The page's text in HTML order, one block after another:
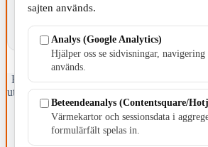
Fristående webbtidningsföretag grundat
ut tidningen Skillingaryd.nu och 2010
april 2026 omfattar Skillingaryd.nu tre
Värnamo och Vaggeryds
sajten används.
Analys (Google Analytics)
Hjälper oss se sidvisningar, navigering
används.
Beteendeanalys (Contentsquare/
Värmekartor och sessionsdata i
formulärfält spelas in.